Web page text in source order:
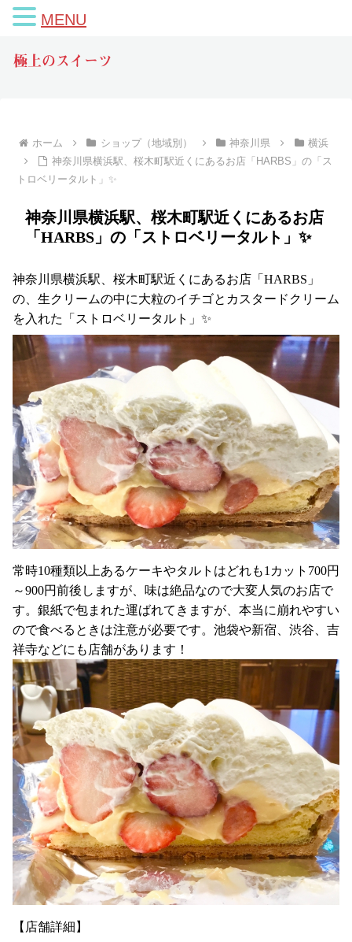
極上のスイーツ
ホーム ショップ（地域別） 神奈川県
横浜
神奈川県横浜駅、桜木町駅近くにあるお店「HARBS」の「ス
トロベリータルト」✨
神奈川県横浜駅、桜木町駅近くにあるお店
「HARBS」の「ストロベリータルト」✨
神奈川県横浜駅、桜木町駅近くにあるお店「HARBS」
の、生クリームの中に大粒のイチゴとカスタードクリーム
を入れた「ストロベリータルト」✨
常時10種類以上あるケーキやタルトはどれも1カット700円
～900円前後しますが、味は絶品なので大変人気のお店で
す。銀紙で包まれた運ばれてきますが、本当に崩れやすい
ので食べるときは注意が必要です。池袋や新宿、渋谷、吉
祥寺などにも店舗があります！
【店舗詳細】
MENU